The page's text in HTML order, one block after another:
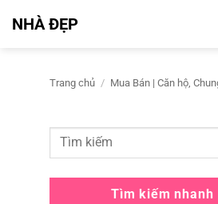
quaNHÀ ĐẸP
Trang chủ / Mua Bán | Căn hộ,
Tìm kiếm nhanh